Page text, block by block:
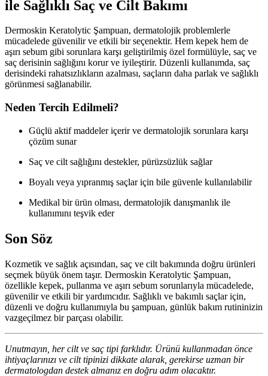
ile Sağlıklı Saç ve Cilt Bakımı
Dermoskin Keratolytic Şampuan, dermatolojik problemlerle
mücadelede güvenilir ve etkili bir seçenektir. Hem kepek hem de
aşırı sebum gibi sorunlara karşı geliştirilmiş özel formülüyle, saç ve
saç derisinin sağlığını korur ve iyileştirir. Düzenli kullanımda, saç
derisindeki rahatsızlıkların azalması, saçların daha parlak ve sağlıklı
görünmesi sağlanabilir.
Neden Tercih Edilmeli?
Güçlü aktif maddeler içerir ve dermatolojik sorunlara karşı
çözüm sunar
Saç ve cilt sağlığını destekler, pürüzsüzlük sağlar
Boyalı veya yıpranmış saçlar için bile güvenle kullanılabilir
Medikal bir ürün olması, dermatolojik danışmanlık ile
kullanımını teşvik eder
Son Söz
Kozmetik ve sağlık açısından, saç ve cilt bakımında doğru ürünleri
seçmek büyük önem taşır. Dermoskin Keratolytic Şampuan,
özellikle kepek, pullanma ve aşırı sebum sorunlarıyla mücadelede,
güvenilir ve etkili bir yardımcıdır. Sağlıklı ve bakımlı saçlar için,
düzenli ve doğru kullanımıyla bu şampuan, günlük bakım rutininizin
vazgeçilmez bir parçası olabilir.
Unutmayın, her cilt ve saç tipi farklıdır. Ürünü kullanmadan önce
ihtiyaçlarınızı ve cilt tipinizi dikkate alarak, gerekirse uzman bir
dermatologdan destek almanız en doğru adım olacaktır.